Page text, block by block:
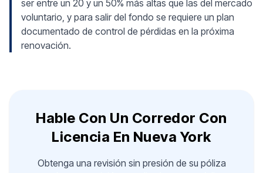
ser entre un 20 y un 50% más altas que las del mercado
voluntario, y para salir del fondo se requiere un plan
documentado de control de pérdidas en la próxima
renovación.
Hable Con Un Corredor Con
Licencia En Nueva York
Obtenga una revisión sin presión de su póliza